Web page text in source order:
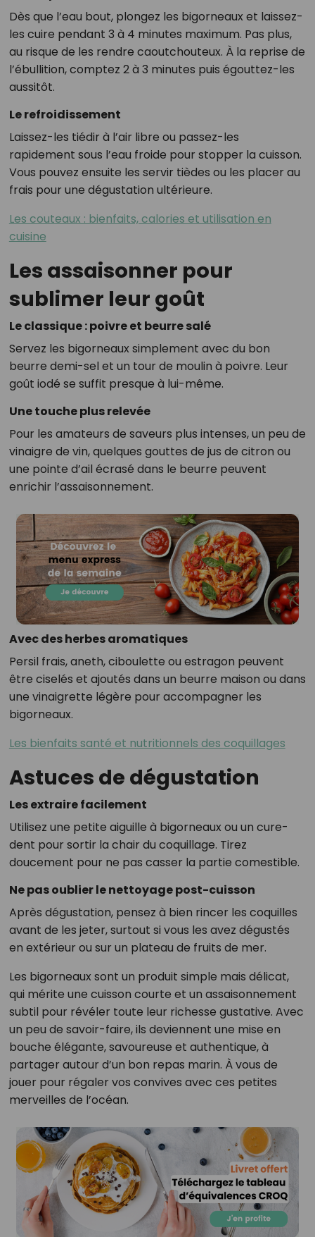
Dès que l’eau bout, plongez les bigorneaux et laissez-
les cuire pendant 3 à 4 minutes maximum. Pas plus,
au risque de les rendre caoutchouteux. À la reprise de
l’ébullition, comptez 2 à 3 minutes puis égouttez-les
aussitôt.
Le refroidissement
Laissez-les tiédir à l’air libre ou passez-les
rapidement sous l’eau froide pour stopper la cuisson.
Vous pouvez ensuite les servir tièdes ou les placer au
frais pour une dégustation ultérieure.
Les couteaux : bienfaits, calories et utilisation en
cuisine
Les assaisonner pour
sublimer leur goût
Le classique : poivre et beurre salé
Servez les bigorneaux simplement avec du bon
beurre demi-sel et un tour de moulin à poivre. Leur
goût iodé se suffit presque à lui-même.
Une touche plus relevée
Pour les amateurs de saveurs plus intenses, un peu de
vinaigre de vin, quelques gouttes de jus de citron ou
une pointe d’ail écrasé dans le beurre peuvent
enrichir l’assaisonnement.
Avec des herbes aromatiques
Persil frais, aneth, ciboulette ou estragon peuvent
être ciselés et ajoutés dans un beurre maison ou dans
une vinaigrette légère pour accompagner les
bigorneaux.
Les bienfaits santé et nutritionnels des coquillages
Astuces de dégustation
Les extraire facilement
Utilisez une petite aiguille à bigorneaux ou un cure-
dent pour sortir la chair du coquillage. Tirez
doucement pour ne pas casser la partie comestible.
Ne pas oublier le nettoyage post-cuisson
Après dégustation, pensez à bien rincer les coquilles
avant de les jeter, surtout si vous les avez dégustés
en extérieur ou sur un plateau de fruits de mer.
Les bigorneaux sont un produit simple mais délicat,
qui mérite une cuisson courte et un assaisonnement
subtil pour révéler toute leur richesse gustative. Avec
un peu de savoir-faire, ils deviennent une mise en
bouche élégante, savoureuse et authentique, à
partager autour d’un bon repas marin. À vous de
jouer pour régaler vos convives avec ces petites
merveilles de l’océan.